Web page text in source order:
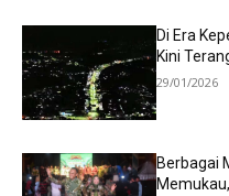
Di Era
Kini
29/01/2026
Berbagai